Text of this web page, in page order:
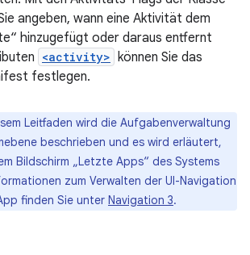
angeben, wann eine Aktivität dem
hinzugefügt oder daraus entfernt
<activity>
können Sie das
festlegen.
Leitfaden wird die Aufgabenverwaltung
beschrieben und es wird erläutert,
Bildschirm „Letzte Apps“ des Systems
zum Verwalten der UI-Navigation
finden Sie unter Navigation 3.